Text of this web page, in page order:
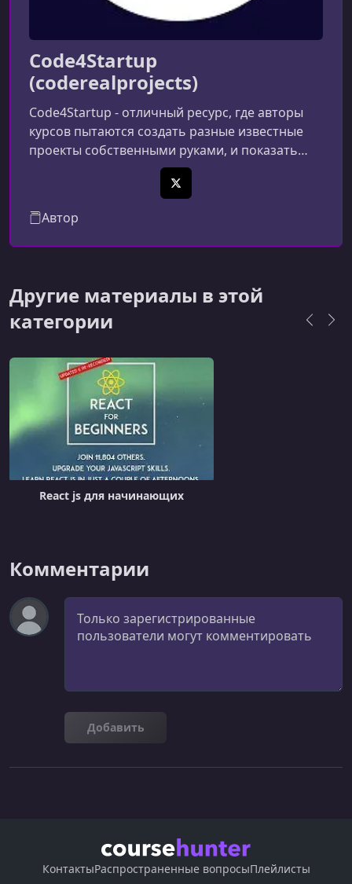
What's Next?
Code4Startup
(coderealprojects)
Code4Startup - отличный ресурс, где авторы
курсов пытаются создать разные известные
проекты собственными руками, и показать
нам что это не так сложно.
X (Twitter)
Автор
Другие материалы в этой
категории
React js для начинающих
Комментарии
Комментарий
Добавить
КонтактыРаспространенные вопросыПлейлисты